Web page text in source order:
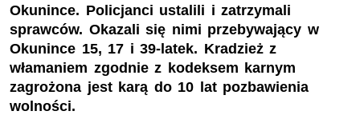
Okunince. Policjanci ustalili i zatrzymali
sprawców. Okazali się nimi przebywający w
Okunince 15, 17 i 39-latek. Kradzież z
włamaniem zgodnie z kodeksem karnym
zagrożona jest karą do 10 lat pozbawienia
wolności.